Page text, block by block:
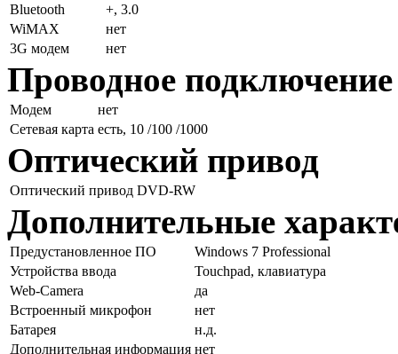
Bluetooth
+, 3.0
WiMAX
нет
3G модем
нет
Проводное подключение
Модем
нет
Сетевая карта есть, 10 /100 /1000
Оптический привод
Оптический привод DVD-RW
Дополнительные
Предустановленное ПО
Windows 7 Professional
Устройства ввода
Touchpad, клавиатура
Web-Camera
да
Встроенный микрофон
нет
Батарея
н.д.
Дополнительная информация нет